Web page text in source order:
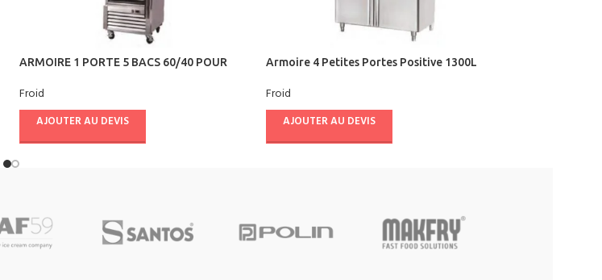
ARMOIRE 1 PORTE 5 BACS 60/40 POUR
Froid
AJOUTER AU DEVIS
Armoire 4 Petites Portes Positive 1300L
Froid
AJOUTER AU DEVIS